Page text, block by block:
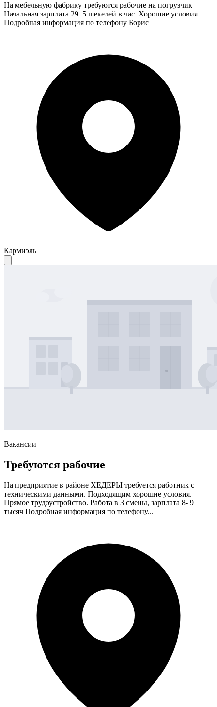
На мебельную фабрику требуются рабочие нa погрузчик
Начальная зарплата 29. 5 шекелей в час. Хорошие условия.
Подробная информация по телефону Борис
Кармиэль
Вакансии
Требуются рабочие
На предприятие в районе ХЕДЕРЫ требуется работник с
техническими данными. Подходящим хорошие условия.
Прямое трудоустройство. Работа в 3 смены, зарплата 8- 9
тысяч Подробная информация по телефону...